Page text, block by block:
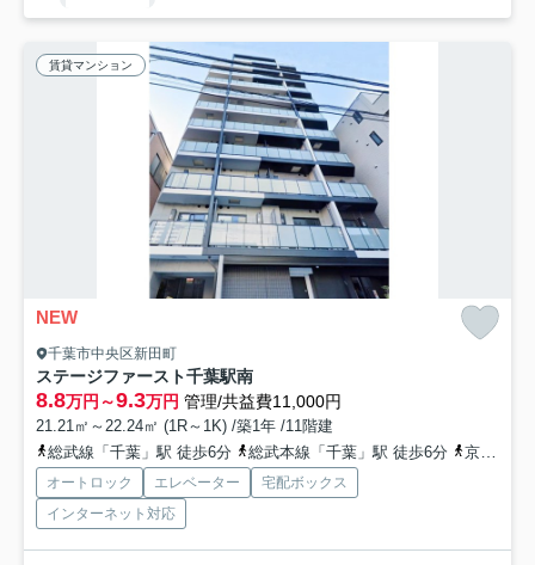
賃貸マンション
NEW
千葉市中央区新田町
ステージファースト千葉駅南
8.8万円～9.3万円 管理/共益費11,000円
21.21㎡～22.24㎡ (1R～1K) /築1年 /11階建
総武線「千葉」駅 徒歩6分
総武本線「千葉」駅 徒歩6分 京成千葉線「京成千葉」駅 徒歩6分
オートロック エレベーター
宅配ボックス
インターネット対応